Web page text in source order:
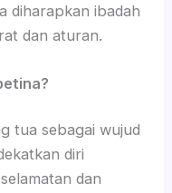
diharapkan ibadah
dan aturan.
tua sebagai wujud
diri
dan